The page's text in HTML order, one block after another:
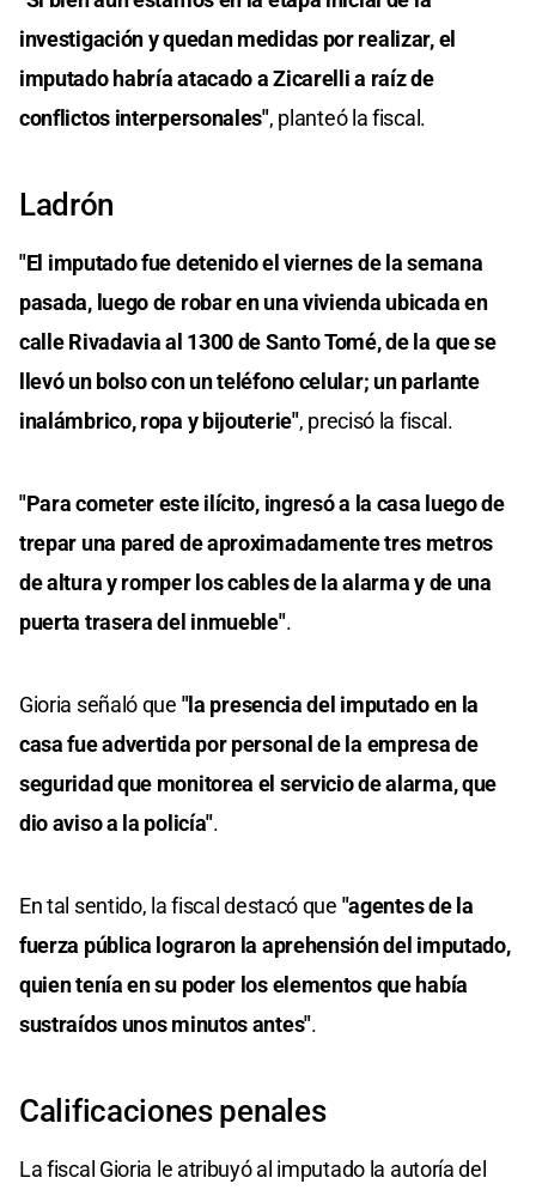
investigación y quedan medidas por realizar, el
imputado habría atacado a Zicarelli a raíz de
conflictos interpersonales", planteó la fiscal.
Ladrón
"El imputado fue detenido el viernes de la semana
pasada, luego de robar en una vivienda ubicada en
calle Rivadavia al 1300 de Santo Tomé, de la que se
llevó un bolso con un teléfono celular; un parlante
inalámbrico, ropa y bijouterie", precisó la fiscal.
"Para cometer este ilícito, ingresó a la casa luego de
trepar una pared de aproximadamente tres metros
de altura y romper los cables de la alarma y de una
puerta trasera del inmueble".
Gioria señaló que "la presencia del imputado en la
casa fue advertida por personal de la empresa de
seguridad que monitorea el servicio de alarma, que
dio aviso a la policía".
En tal sentido, la fiscal destacó que "agentes de la
fuerza pública lograron la aprehensión del imputado,
quien tenía en su poder los elementos que había
sustraídos unos minutos antes".
Calificaciones penales
La fiscal Gioria le atribuyó al imputado la autoría del